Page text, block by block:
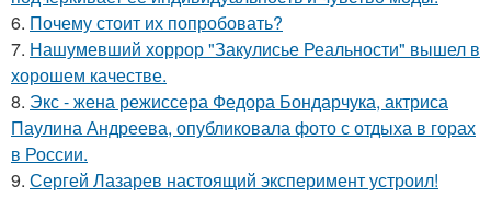
6. Почему стоит их попробовать?
7. Нашумевший хоррор "Закулисье Реальности" вышел в
хорошем качестве.
8. Экс - жена режиссера Федора Бондарчука, актриса
Паулина Андреева, опубликовала фото с отдыха в горах
в России.
9. Сергей Лазарев настоящий эксперимент устроил!